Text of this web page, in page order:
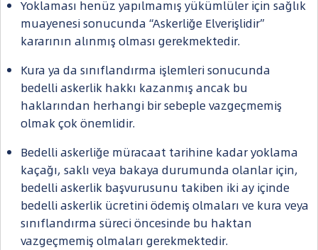
Yoklaması henüz yapılmamış yükümlüler için sağlık
muayenesi sonucunda “Askerliğe Elverişlidir”
kararının alınmış olması gerekmektedir.
Kura ya da sınıflandırma işlemleri sonucunda
bedelli askerlik hakkı kazanmış ancak bu
haklarından herhangi bir sebeple vazgeçmemiş
olmak çok önemlidir.
Bedelli askerliğe müracaat tarihine kadar yoklama
kaçağı, saklı veya bakaya durumunda olanlar için,
bedelli askerlik başvurusunu takiben iki ay içinde
bedelli askerlik ücretini ödemiş olmaları ve kura veya
sınıflandırma süreci öncesinde bu haktan
vazgeçmemiş olmaları gerekmektedir.